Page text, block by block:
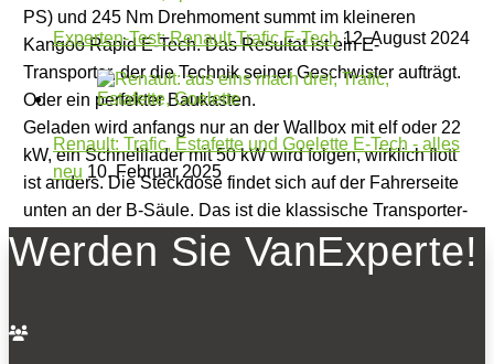
PS) und 245 Nm Drehmoment summt im kleineren
Kangoo Rapid E-Tech. Das Resultat ist ein E-
Transporter, der die Technik seiner Geschwister aufträgt.
Oder ein perfekter Baukasten.
Geladen wird anfangs nur an der Wallbox mit elf oder 22
kW, ein Schnelllader mit 50 kW wird folgen, wirklich flott
ist anders. Die Steckdose findet sich auf der Fahrerseite
unten an der B-Säule. Das ist die klassische Transporter-
Tankposition und passt als Stromer nicht überall. Trotz
der überschaubaren Batteriekapazität nennt Renault
Kilometern. Ursache der optimistischen Angabe ist unter
Experten-Test: Renault Trafic E-Tech12. August 2024
Renault: Trafic, Estafette und Goelette E-Tech - alles
neu 10. Februar 2025
Werden Sie VanExperte!
